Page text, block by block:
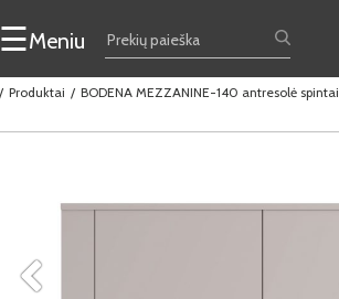
☰Meniu
Produktai BODENA MEZZANINE-140 antresolė spintai